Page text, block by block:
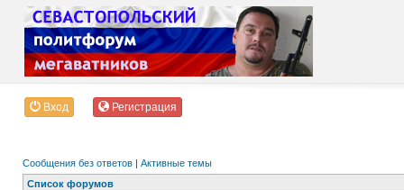
Вход Регистрация
Сообщения без ответов | Активные темы
Список форумов